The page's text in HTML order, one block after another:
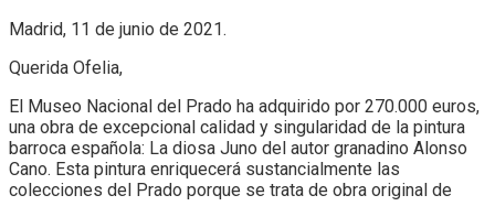
Madrid, 11 de junio de 2021.
Querida Ofelia,
El Museo Nacional del Prado ha adquirido por 270.000 euros,
una obra de excepcional calidad y singularidad de la pintura
barroca española: La diosa Juno del autor granadino Alonso
Cano. Esta pintura enriquecerá sustancialmente las
colecciones del Prado porque se trata de obra original de